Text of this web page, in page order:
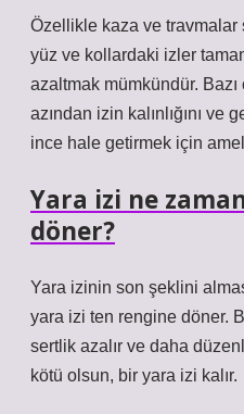
Özellikle kaza ve travmalar
yüz ve kollardaki izler
azaltmak mümkündür.
azından izin kalınlığını
ince hale getirmek için
Yara izi ne
döner?
Yara izinin son şeklini
yara izi ten rengine döner.
sertlik azalır ve daha
kötü olsun, bir yara izi kalır.